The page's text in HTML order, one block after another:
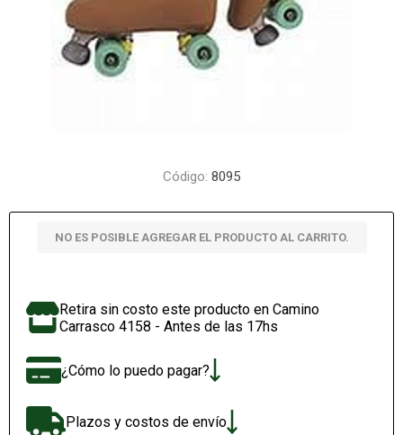
Código: 8095
NO ES POSIBLE AGREGAR EL PRODUCTO AL CARRITO.
Retira sin costo este producto en Camino
Carrasco 4158 - Antes de las 17hs
¿Cómo lo puedo pagar?
Plazos y costos de envío